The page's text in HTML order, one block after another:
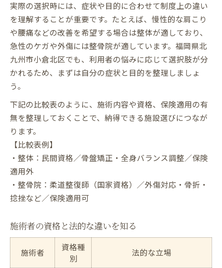
実際の選択時には、症状や目的に合わせて制度上の違い
を理解することが重要です。たとえば、慢性的な肩こり
や腰痛などの改善を希望する場合は整体が適しており、
急性のケガや外傷には整骨院が適しています。福岡県北
九州市小倉北区でも、利用者の悩みに応じて選択肢が分
かれるため、まずは自分の症状と目的を整理しましょ
う。
下記の比較表のように、施術内容や資格、保険適用の有
無を整理しておくことで、納得できる施設選びにつなが
ります。
【比較表例】
・整体：民間資格／骨盤矯正・全身バランス調整／保険
適用外
・整骨院：柔道整復師（国家資格）／外傷対応・骨折・
捻挫など／保険適用可
施術者の資格と法的な違いを知る
施術者
資格種
別
法的な立場